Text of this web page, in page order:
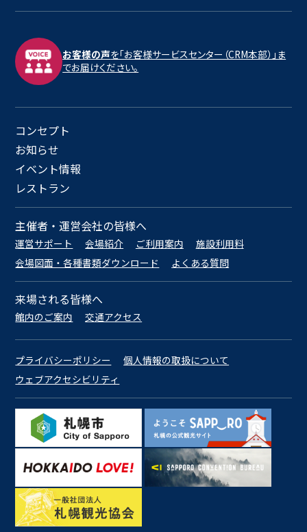
お客様の声を「お客様サービスセンター（CRM本部）」ま
でお届けください。
コンセプト
お知らせ
イベント情報
レストラン
主催者・運営会社の皆様へ
運営サポート 会場紹介 ご利用案内
施設利用料
会場図面・各種書類ダウンロード
よくある質問
来場される皆様へ
館内のご案内 交通アクセス
プライバシーポリシー
個人情報の取扱について
ウェブアクセシビリティ